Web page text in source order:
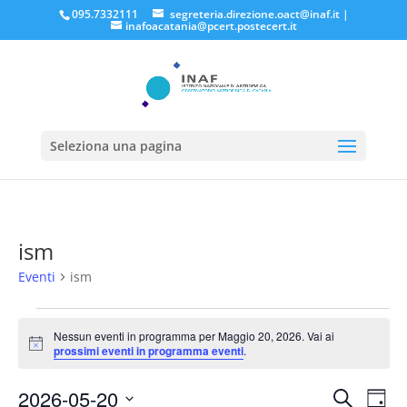
095.7332111 segreteria.direzione.oact@inaf.it|
inafoacatania@pcert.postecert.it
Seleziona una pagina
ism
Eventi ism
Eventi
for
Maggio
20,
Notice
Nessun eventi in programma per Maggio 20, 2026. Vai ai
prossimi eventi in programma eventi.
Eventi
Cerca
2026-05-20